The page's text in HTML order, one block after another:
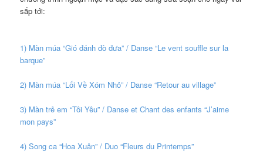
sắp tới:
1) Màn múa “Gió đánh đò đưa” / Danse “Le vent souffle sur la
barque”
2) Màn múa “Lối Về Xóm Nhỏ” / Danse “Retour au village”
3) Màn trẻ em “Tôi Yêu” / Danse et Chant des enfants “J’aime
mon pays”
4) Song ca “Hoa Xuân” / Duo “Fleurs du Printemps”